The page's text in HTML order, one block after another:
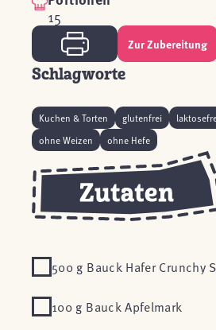
15
Zur Zubereitung
Schlagworte
Kuchen & Torten glutenfrei
ohne Weizen
ohne Hefe
500 g Bauck Hafer Crunchy
100 g Bauck Apfelmark